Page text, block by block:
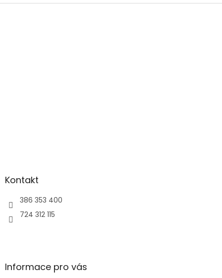
Z
Kontakt
386 353 400
724 312 115
Informace pro vás